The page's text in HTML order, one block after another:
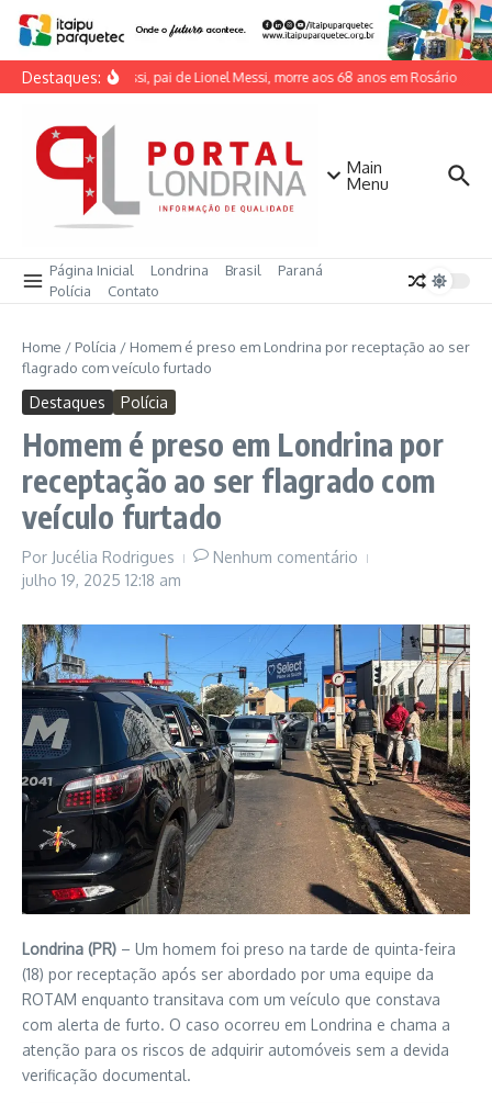
Ir para o conteúdo
Destaques:Jorge Messi, pai de Lionel Messi, morre aos 68 anos em Rosário
Main
Menu
Página Inicial Londrina Brasil
Paraná
Polícia
Contato
Home / Polícia / Homem é preso em Londrina por receptação ao ser
flagrado com veículo furtado
Destaques Polícia
Homem é preso em Londrina por
receptação ao ser flagrado com
veículo furtado
Por Jucélia Rodrigues
Nenhum comentário
julho 19, 2025 12:18 am
Londrina (PR) – Um homem foi preso na tarde de quinta-feira
(18) por receptação após ser abordado por uma equipe da
ROTAM enquanto transitava com um veículo que constava
com alerta de furto. O caso ocorreu em Londrina e chama a
atenção para os riscos de adquirir automóveis sem a devida
verificação documental.